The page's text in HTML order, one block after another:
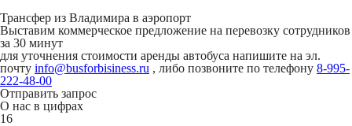
Трансфер из Владимира в аэропорт
Выставим коммерческое предложение на перевозку сотрудников
за 30 минут
для уточнения стоимости аренды автобуса напишите на эл.
почту info@busforbisiness.ru , либо позвоните по телефону 8-995-
222-48-00
Отправить запрос
О нас в цифрах
16